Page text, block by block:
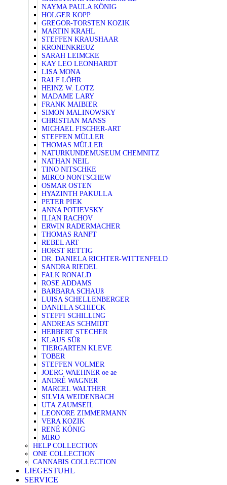
NAYMA PAULA KÖNIG
HOLGER KOPP
GREGOR-TORSTEN KOZIK
MARTIN KRAHL
STEFFEN KRAUSHAAR
KRONENKREUZ
SARAH LEIMCKE
KAY LEO LEONHARDT
LISA MONA
RALF LÖHR
HEINZ W. LOTZ
MADAME LARY
FRANK MAIBIER
SIMON MALINOWSKY
CHRISTIAN MANSS
MICHAEL FISCHER-ART
STEFFEN MÜLLER
THOMAS MÜLLER
NATURKUNDEMUSEUM CHEMNITZ
NATHAN NEIL
TINO NITSCHKE
MIRCO NONTSCHEW
OSMAR OSTEN
HYAZINTH PAKULLA
PETER PIEK
ANNA POTIEVSKY
ILIAN RACHOV
ERWIN RADERMACHER
THOMAS RANFT
REBEL ART
HORST RETTIG
DR. DANIELA RICHTER-WITTENFELD
SANDRA RIEDEL
FALK RONALD
ROSE ADDAMS
BARBARA SCHAUß
LUISA SCHELLENBERGER
DANIELA SCHIECK
STEFFI SCHILLING
ANDREAS SCHMIDT
HERBERT STECHER
KLAUS SÜß
TIERGARTEN KLEVE
TOBER
STEFFEN VOLMER
JOERG WAEHNER oe ae
ANDRÉ WAGNER
MARCEL WALTHER
SILVIA WEIDENBACH
UTA ZAUMSEIL
LEONORE ZIMMERMANN
VERA KOZIK
RENÉ KÖNIG
MIRO
HELP COLLECTION
ONE COLLECTION
CANNABIS COLLECTION
LIEGESTUHL
SERVICE